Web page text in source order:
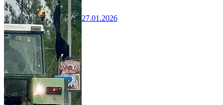
27.01.2026